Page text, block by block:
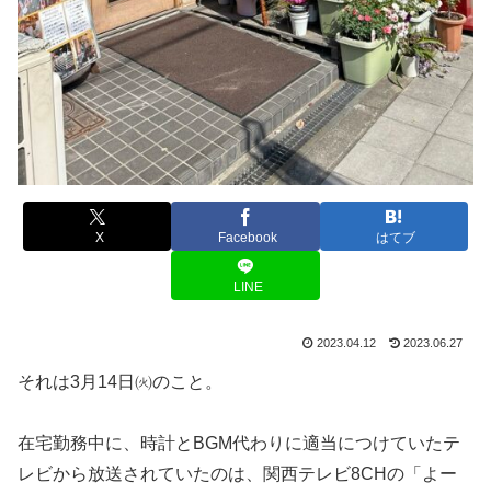
X Facebook はてブ
LINE
2023.04.12 2023.06.27
それは3月14日㈫のこと。
在宅勤務中に、時計とBGM代わりに適当につけていたテ
レビから放送されていたのは、関西テレビ8CHの「よー